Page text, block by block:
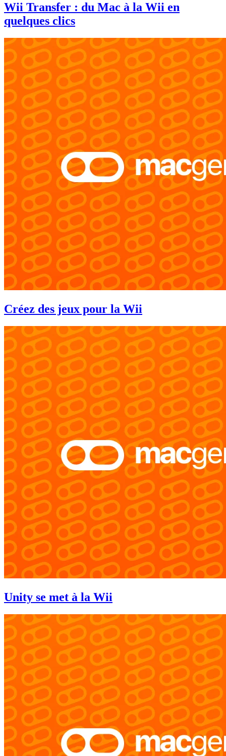
Wii Transfer : du Mac à la Wii en
quelques clics
Créez des jeux pour la Wii
Unity se met à la Wii